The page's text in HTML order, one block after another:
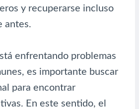
y recuperarse incluso
antes.
enfrentando problemas
es importante buscar
para encontrar
En este sentido, el